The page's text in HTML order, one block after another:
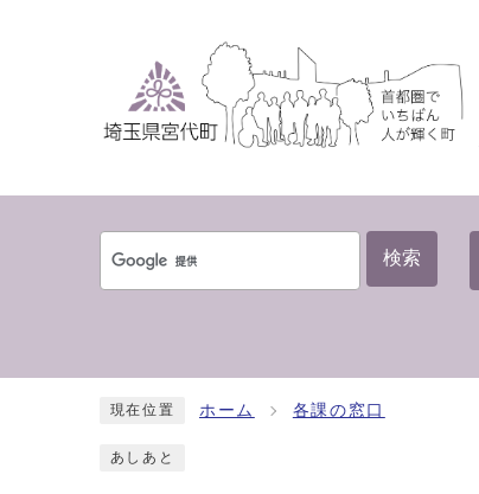
検索
現在位置 ホーム 各課の窓口
あしあと